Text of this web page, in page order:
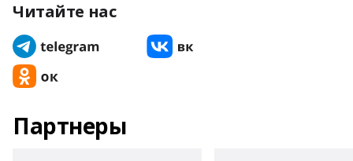
Читайте нас
Партнеры